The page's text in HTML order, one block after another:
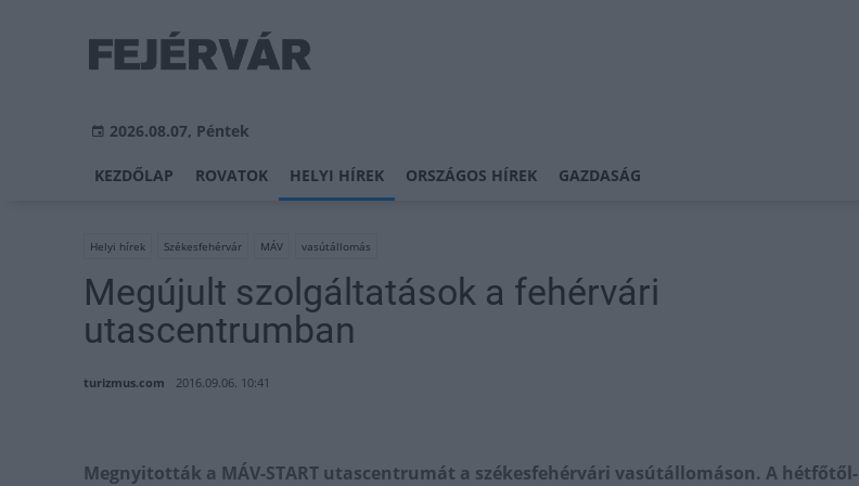
2026.08.07, Péntek
KEZDŐLAP ROVATOK HELYI HÍREK ORSZÁGOS HÍREK GAZDASÁG
Helyi hírek Székesfehérvár MÁV vasútállomás
Megújult szolgáltatások a fehérvári
utascentrumban
turizmus.com 2016.09.06. 10:41
Megnyitották a MÁV-START utascentrumát a székesfehérvári vasútállomáson. A hétfőtől-